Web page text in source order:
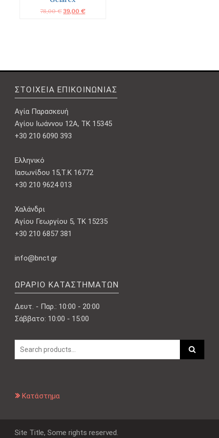
78,00€ Original
39,00 €Η
ΣΤΟΙΧΕΊΑ ΕΠΙΚΟΙΝΩΝΊΑΣ
Αγία Παρασκευή
Αγίου Ιωάννου 12Α, ΤΚ 15345
+30 210 6090 393
Ελληνικό
Ιασωνίδου 15,Τ.Κ 16772
+30 210 9624 013
Χαλάνδρι
Αγίου Γεωργίου 5, ΤΚ 15235
+30 210 6857 381
info@bnct.gr
ΩΡΆΡΙΟ ΚΑΤΑΣΤΗΜΆΤΩΝ
Δευτ. - Παρ.: 10:00 - 20:00
Σάββατο: 10:00 - 15:00
Κατάστημα
Site Title, Some rights reserved.